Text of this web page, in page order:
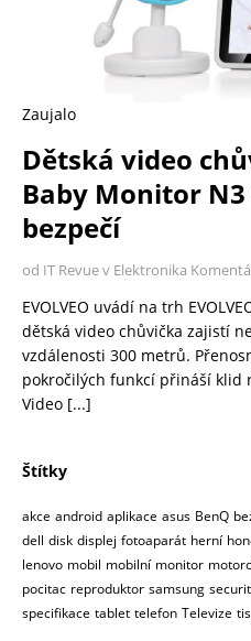
Zaujalo
Dětská video
Baby Monitor
bezpečí
od IT Revue v Elektronika
EVOLVEO uvádí na trh
dětská video chůvička zajistí
vzdálenosti 300 metrů.
pokročilých funkcí přináší klid
Video [...]
Štítky
akce android aplikace asus BenQ
dell disk displej fotoaparát herní
lenovo mobil mobilní monitor
pocitac reproduktor samsung
specifikace tablet telefon Televize